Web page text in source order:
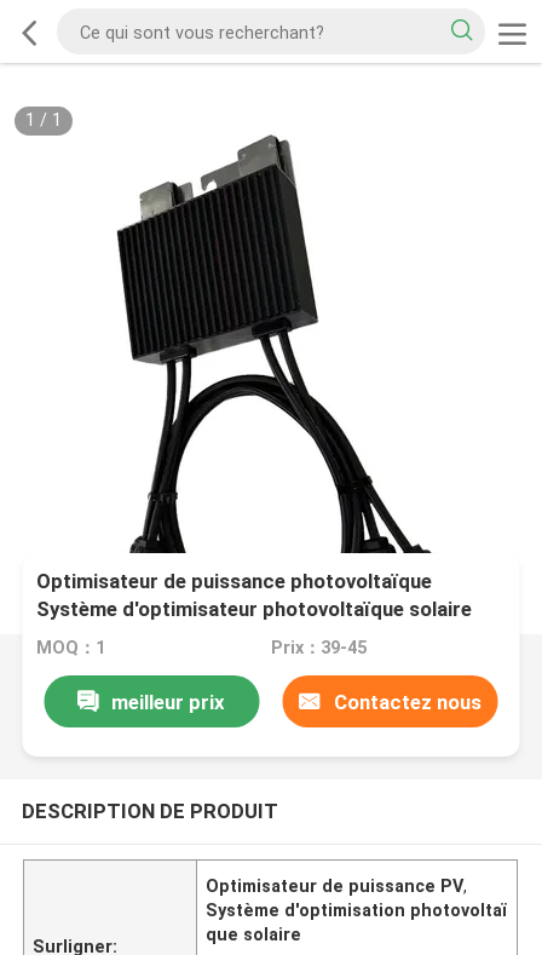
1 / 1
Optimisateur de puissance photovoltaïque
Système d'optimisateur photovoltaïque solaire
avec entrée 60V 0,7 kg de poids
MOQ：1 Prix：39-45
meilleur prix Contactez nous
DESCRIPTION DE PRODUIT
Surligner:
Optimisateur de puissance PV,
Système d'optimisation photovoltaï
que solaire